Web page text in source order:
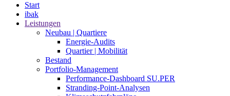
Start
ibak
Leistungen
Neubau | Quartiere
Energie-Audits
Quartier | Mobilität
Bestand
Portfolio-Management
Performance-Dashboard SU.PER
Stranding-Point-Analysen